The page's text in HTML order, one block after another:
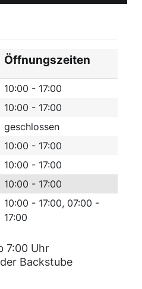
Öffnungszeiten
10:00 - 17:00
10:00 - 17:00
geschlossen
10:00 - 17:00
10:00 - 17:00
10:00 - 17:00
10:00 - 17:00, 07:00 -
17:00
7:00 Uhr
Backstube